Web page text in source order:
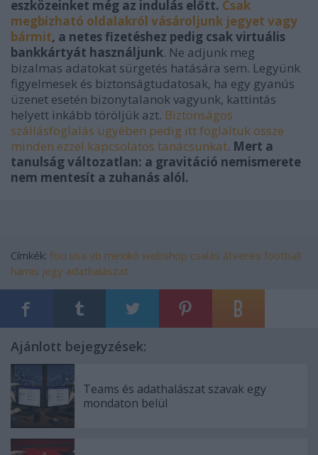
eszközeinket még az indulás előtt. Csak
megbízható oldalakról vásároljunk jegyet vagy
bármit, a netes fizetéshez pedig csak virtuális
bankkártyát használjunk. Ne adjunk meg
bizalmas adatokat sürgetés hatására sem. Legyünk
figyelmesek és biztonságtudatosak, ha egy gyanús
üzenet esetén bizonytalanok vagyunk, kattintás
helyett inkább töröljük azt. Biztonságos
szállásfoglalás ügyében pedig itt foglaltuk össze
minden ezzel kapcsolatos tanácsunkat. Mert a
tanulság változatlan: a gravitáció nemismerete
nem mentesít a zuhanás alól.
Címkék: foci usa vb mexikó webshop csalás átverés football
hamis jegy adathalászat
Ajánlott bejegyzések:
Teams és adathalászat szavak egy
mondaton belül